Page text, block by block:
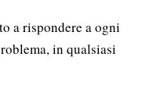
a rispondere a ogni
in qualsiasi